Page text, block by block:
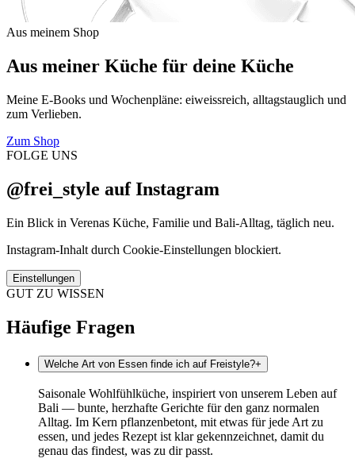
Aus meinem Shop
Aus meiner Küche für deine Küche
Meine E-Books und Wochenpläne: eiweissreich, alltagstauglich und
zum Verlieben.
Zum Shop
FOLGE UNS
@frei_style auf Instagram
Ein Blick in Verenas Küche, Familie und Bali-Alltag, täglich neu.
Instagram-Inhalt durch Cookie-Einstellungen blockiert.
Einstellungen
GUT ZU WISSEN
Häufige Fragen
Welche Art von Essen finde ich auf Freistyle?+
Saisonale Wohlfühlküche, inspiriert von unserem Leben auf
Bali — bunte, herzhafte Gerichte für den ganz normalen
Alltag. Im Kern pflanzenbetont, mit etwas für jede Art zu
essen, und jedes Rezept ist klar gekennzeichnet, damit du
genau das findest, was zu dir passt.